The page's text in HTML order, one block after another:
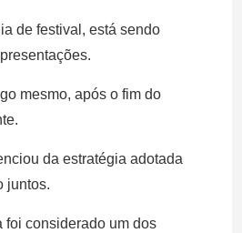
de festival, está sendo
mesmo, após o fim do
da estratégia adotada
juntos.
foi considerado um dos